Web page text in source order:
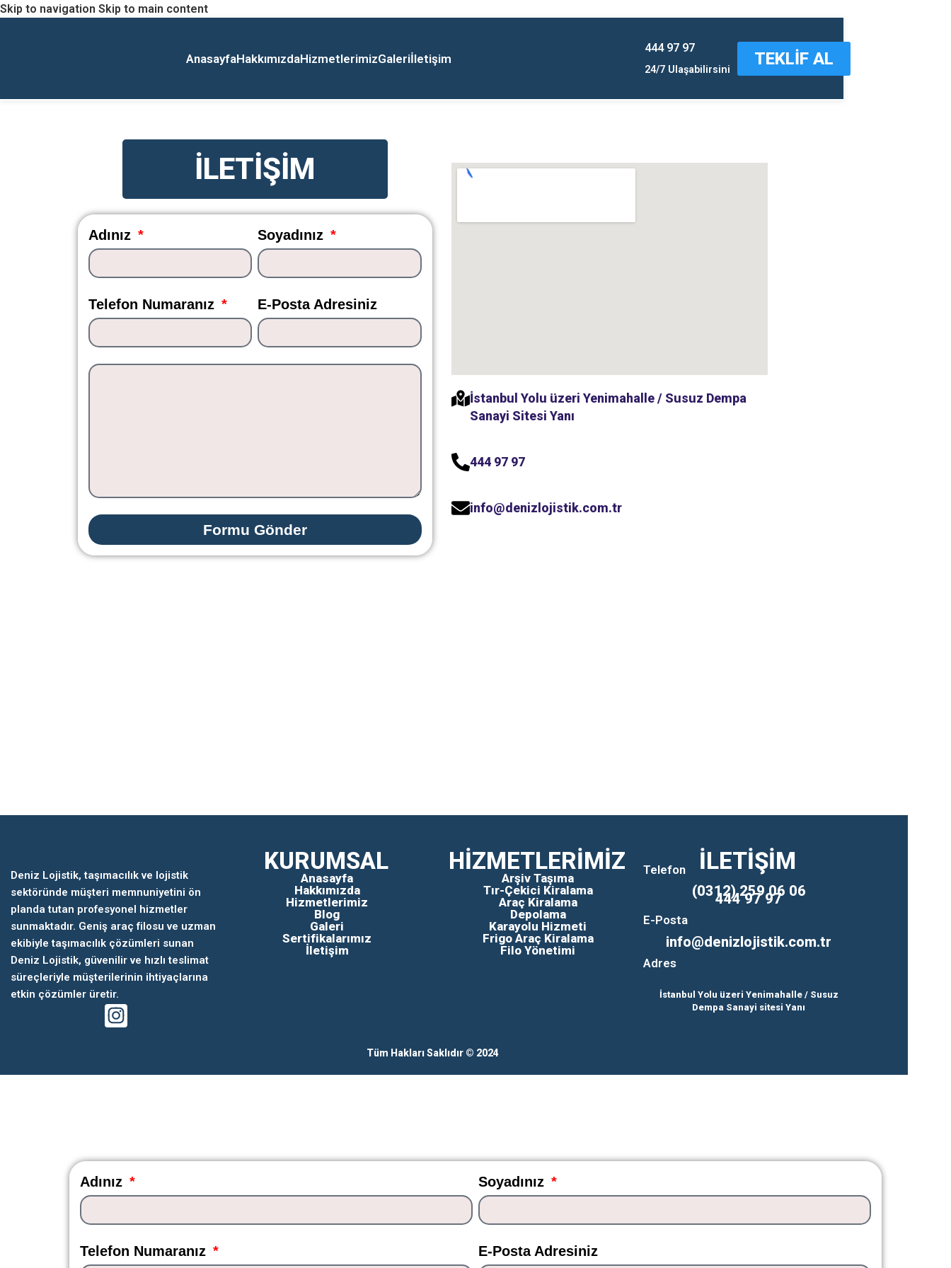
Skip to navigation Skip to main content
AnasayfaHakkımızdaHizmetlerimizGaleriİletişim
444 97 97
24/7 Ulaşabilirsini
TEKLİF AL
İLETİŞİM
Adınız Soyadınız
Telefon Numaranız E-Posta Adresiniz
Formu Gönder
İstanbul Yolu üzeri Yenimahalle / Susuz Dempa
Sanayi Sitesi Yanı
444 97 97
info@denizlojistik.com.tr
Deniz Lojistik, taşımacılık ve lojistik
sektöründe müşteri memnuniyetini ön
planda tutan profesyonel hizmetler
sunmaktadır. Geniş araç filosu ve uzman
ekibiyle taşımacılık çözümleri sunan
Deniz Lojistik, güvenilir ve hızlı teslimat
süreçleriyle müşterilerinin ihtiyaçlarına
etkin çözümler üretir.
KURUMSAL
Anasayfa
Hakkımızda
Hizmetlerimiz
Blog
Galeri
Sertifikalarımız
İletişim
HİZMETLERİMİZ
Arşiv Taşıma
Tır-Çekici Kiralama
Araç Kiralama
Depolama
Karayolu Hizmeti
Frigo Araç Kiralama
Filo Yönetimi
İLETİŞİM
Telefon
(0312) 259 06 06
444 97 97
E-Posta
info@denizlojistik.com.tr
Adres
İstanbul Yolu üzeri Yenimahalle / Susuz
Dempa Sanayi sitesi Yanı
Tüm Hakları Saklıdır © 2024
Adınız Soyadınız
Telefon Numaranız E-Posta Adresiniz